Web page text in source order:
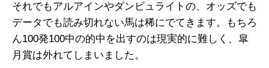
それでもアルアインやダンビュライトの、オッズでも
データでも読み切れない馬は稀にでてきます。もちろ
ん100発100中の的中を出すのは現実的に難しく、皐
月賞は外れてしまいました。